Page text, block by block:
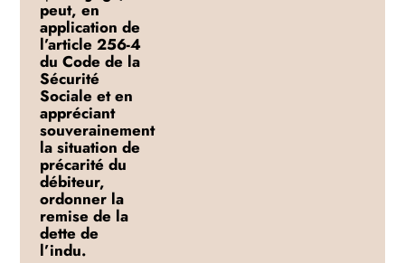
peut, en
application de
l’article 256-4
du Code de la
Sécurité
Sociale et en
appréciant
souverainement
la situation de
précarité du
débiteur,
ordonner la
remise de la
dette de
l’indu.